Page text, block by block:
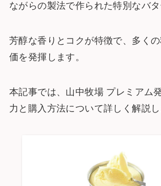
ながらの製法で作られた特別なバタ
芳醇な香りとコクが特徴で、多く
価を発揮します。
本記事では、山中牧場 プレミアム
力と購入方法について詳しく解説し